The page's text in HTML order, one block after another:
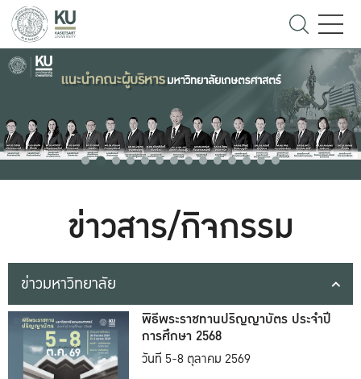
ข่าวสาร/กิจกรรม
ข่าวมหาวิทยาลัย
พิธีพระราชทานปริญญาบัตร ประจำปี
การศึกษา 2568
วันที่ 5-8 ตุลาคม 2569